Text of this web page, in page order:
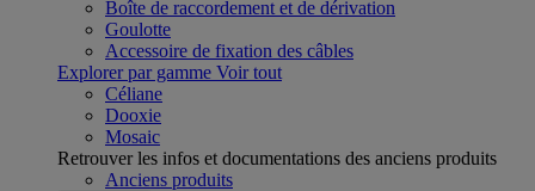
Boîte de raccordement et de dérivation
Goulotte
Accessoire de fixation des câbles
Explorer par gamme Voir tout
Céliane
Dooxie
Mosaic
Retrouver les infos et documentations des anciens produits
Anciens produits